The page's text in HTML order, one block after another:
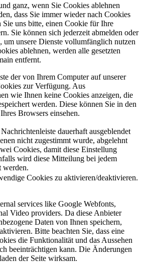
ganz, wenn Sie Cookies ablehnen
dass Sie immer wieder nach Cookies
Sie uns bitte, einen Cookie für Ihre
Sie können sich jederzeit abmelden oder
um unsere Dienste vollumfänglich nutzen
ablehnen, werden alle gesetzten
entfernt.
der von Ihrem Computer auf unserer
zur Verfügung. Aus
wie Ihnen keine Cookies anzeigen, die
werden. Diese können Sie in den
Browsers einsehen.
dauerhaft ausgeblendet
nicht zugestimmt wurde, abgelehnt
Cookies, damit diese Einstellung
wird diese Mitteilung bei jedem
werden.
Cookies zu aktivieren/deaktivieren.
services like Google Webfonts,
Video providers. Da diese Anbieter
Daten von Ihnen speichern,
Bitte beachten Sie, dass eine
die Funktionalität und das Aussehen
beeinträchtigen kann. Die Änderungen
der Seite wirksam.